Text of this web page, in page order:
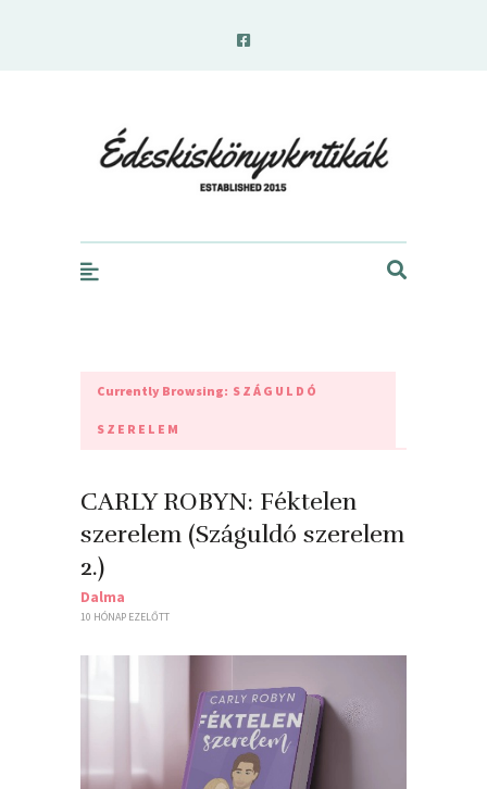
Currently Browsing: SZÁGULDÓ
SZERELEM
CARLY ROBYN: Féktelen ​
szerelem (Száguldó szerelem
2.)
Dalma
10 HÓNAP EZELŐTT